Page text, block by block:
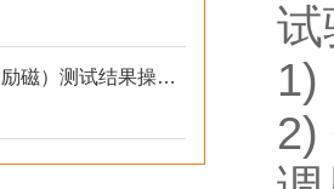
互感器伏安特性（励磁）测试结果操作说明
试
1)
2)